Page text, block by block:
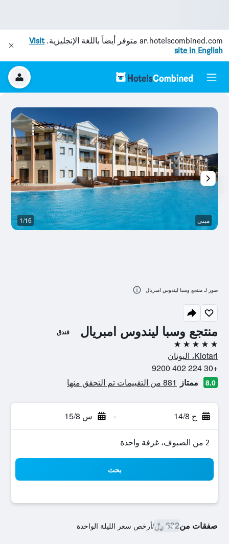
ar.hotelscombined.com متوفر أيضاً باللغة الإنجليزية.Visit
site in English
منتجع وسبا ليندوس امبريال فندق
5 نجوم
Kiotari، اليونان
+30 224 402 9200
8.0 ممتاز 881 من التقييمات تم التحقق منها
ج 14/8 - س 15/8
2 من الضيوف، غرفة واحدة
بحث
صفقات من632 ﷼ /أرخص سعر الليلة الواحدة
مبنى 1/16
صور لـ منتجع وسبا ليندوس امبريال